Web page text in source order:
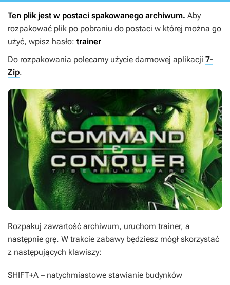
Ten plik jest w postaci spakowanego archiwum. Aby
rozpakować plik po pobraniu do postaci w której można go
użyć, wpisz hasło: trainer
Do rozpakowania polecamy użycie darmowej aplikacji 7-
Zip.
Rozpakuj zawartość archiwum, uruchom trainer, a
następnie grę. W trakcie zabawy będziesz mógł skorzystać
z następujących klawiszy:
SHIFT+A – natychmiastowe stawianie budynków